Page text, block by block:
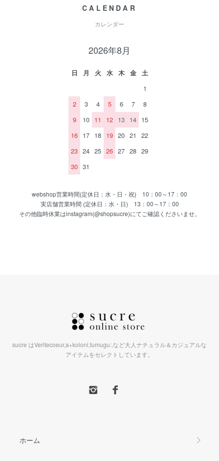
CALENDAR
カレンダー
2026年8月
日 月 火 水 木 金
土
1
2
3 4 5 6 7
8
9
10 11 12 13 14 15
16 17 18 19 20 21
22
23 24 25 26 27 28 29
30 31
webshop営業時間(定休日：水・日・祝) 10：00～17：00
実店舗営業時間 (定休日：水・日) 13：00～17：00
その他臨時休業はinstagram(@shopsucre)にてご確認くださいませ。
sucre はVeritecoeur,a+koloni,tumugu:,など大人ナチュラル＆カジュアルな
アイテムをセレクトしています。
ホーム